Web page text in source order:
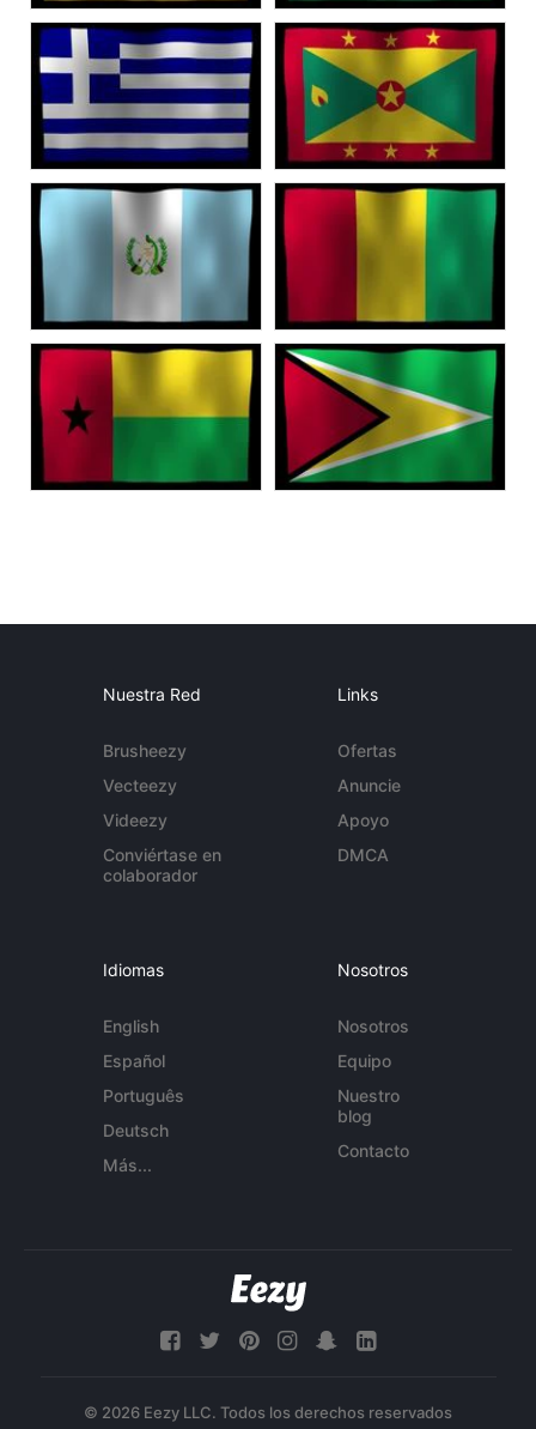
Nuestra Red
Brusheezy
Vecteezy
Videezy
Conviértase en
colaborador
Links
Ofertas
Anuncie
Apoyo
DMCA
Idiomas
English
Español
Português
Deutsch
Más...
Nosotros
Nosotros
Equipo
Nuestro
blog
Contacto
© 2026 Eezy LLC. Todos los derechos reservados